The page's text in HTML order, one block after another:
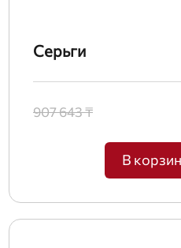
Серьги
907 643 ₸
В